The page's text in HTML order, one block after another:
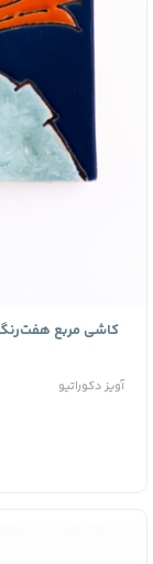
کاشی مربع
آویز دکوراتیو